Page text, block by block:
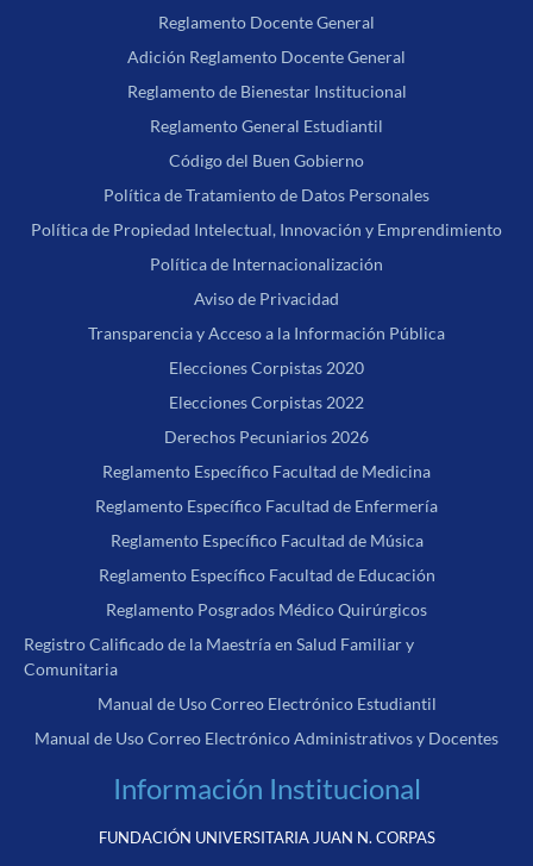
Reglamento Docente General
Adición Reglamento Docente General
Reglamento de Bienestar Institucional
Reglamento General Estudiantil
Código del Buen Gobierno
Política de Tratamiento de Datos Personales
Política de Propiedad Intelectual, Innovación y Emprendimiento
Política de Internacionalización
Aviso de Privacidad
Transparencia y Acceso a la Información Pública
Elecciones Corpistas 2020
Elecciones Corpistas 2022
Derechos Pecuniarios 2026
Reglamento Específico Facultad de Medicina
Reglamento Específico Facultad de Enfermería
Reglamento Específico Facultad de Música
Reglamento Específico Facultad de Educación
Reglamento Posgrados Médico Quirúrgicos
Registro Calificado de la Maestría en Salud Familiar y
Comunitaria
Manual de Uso Correo Electrónico Estudiantil
Manual de Uso Correo Electrónico Administrativos y Docentes
Información Institucional
FUNDACIÓN UNIVERSITARIA JUAN N. CORPAS